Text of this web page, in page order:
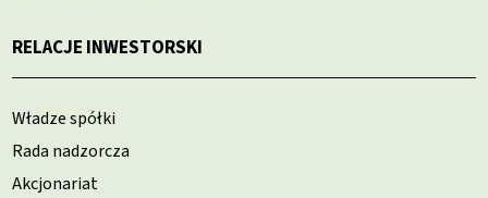
RELACJE INWESTORSKI
Władze spółki
Rada nadzorcza
Akcjonariat